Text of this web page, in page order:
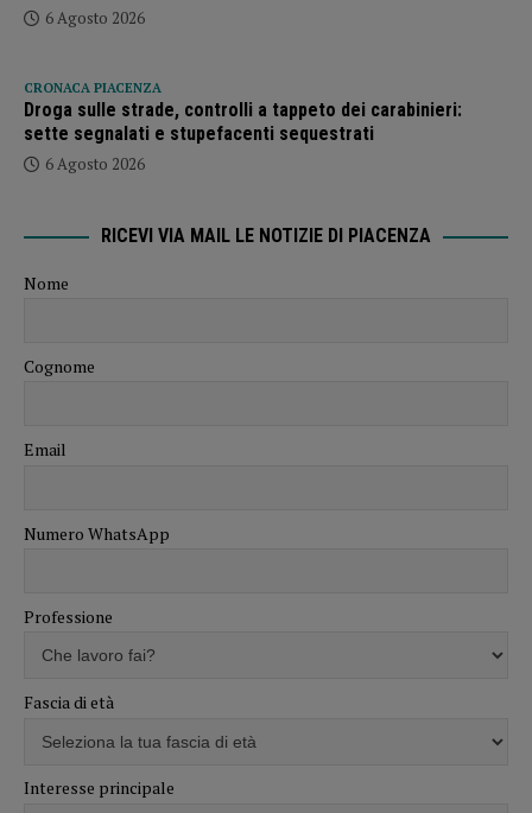
6 Agosto 2026
CRONACA PIACENZA
Droga sulle strade, controlli a tappeto dei carabinieri:
sette segnalati e stupefacenti sequestrati
6 Agosto 2026
RICEVI VIA MAIL LE NOTIZIE DI PIACENZA
Nome
Cognome
Email
Numero WhatsApp
Professione
Fascia di età
Interesse principale